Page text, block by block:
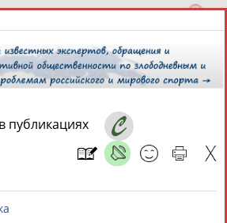
2026 года,
И СПЕЦИАЛИСТЫ
в публикациях